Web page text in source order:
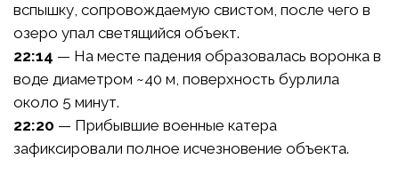
вспышку, сопровождаемую свистом, после чего в
озеро упал светящийся объект.
22:14 — На месте падения образовалась воронка в
воде диаметром ~40 м, поверхность бурлила
около 5 минут.
22:20 — Прибывшие военные катера
зафиксировали полное исчезновение объекта.